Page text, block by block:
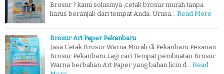
Brosur ? kami solusinya ,cetak brosur murah tanpa
harus beranjak dari tempat Anda. Urusa…
Read More
Brosur Art Paper Pekanbaru
Jasa Cetak Brosur Warna Murah di Pekanbaru Pesanan
Brosur Pekanbaru Lagi cari Tempat pembuatan Brosur
Warna berbahan Art Paper yang bahan licin d…
Read